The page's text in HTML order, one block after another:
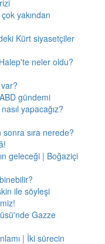
yakından
Kürt siyasetçiler
neler oldu?
gündemi
yapacağız?
sıra nerede?
geleceği | Boğaziçi
ile söyleşi
Gazze
| İki sürecin